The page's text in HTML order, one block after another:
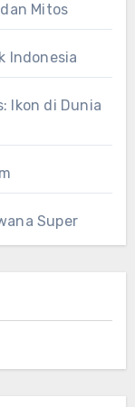
Mitos
Indonesia
Ikon di Dunia
Super